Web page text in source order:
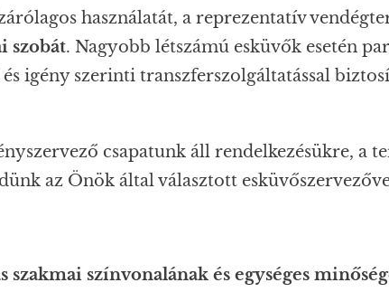
használatát, a reprezentatív
szobát. Nagyobb létszámú esküvők esetén
és igény szerinti transzferszolgáltatással
csapatunk áll rendelkezésükre, a
az Önök által választott
színvonalának és egységes